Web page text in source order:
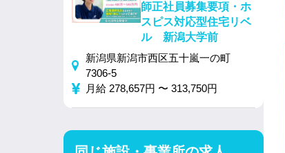
師正社員募集要項・ホ
スピス対応型住宅リベ
ル 新潟大学前
新潟県新潟市西区五十嵐一の町
7306-5
月給 278,657円 〜 313,750円